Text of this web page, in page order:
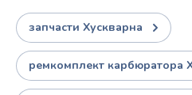
запчасти Хускварна
ремкомплект карбюратора